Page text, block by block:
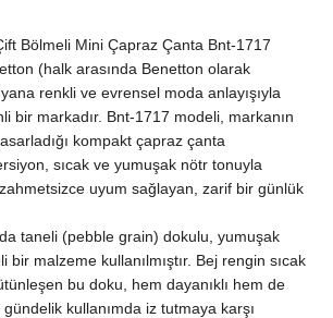
Bölmeli Mini Çapraz Çanta Bnt-1717
(halk arasında Benetton olarak
renkli ve evrensel moda anlayışıyla
bir markadır. Bnt-1717 modeli, markanın
kompakt çapraz çanta
sıcak ve yumuşak nötr tonuyla
uyum sağlayan, zarif bir günlük
taneli (pebble grain) dokulu, yumuşak
malzeme kullanılmıştır. Bej rengin sıcak
bu doku, hem dayanıklı hem de
kullanımda iz tutmaya karşı